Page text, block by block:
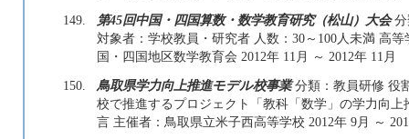
149.
第45回中国・四国算数・数学教育研究（松山）大会分
対象者：学校教員・研究者 人数：30～100人未満 高
国・四国地区数学教育会 2012年 11月 ～ 2012年 11月
150.
鳥取県学力向上推進モデル校事業分類：教員研修 役
校で推進するプロジェクト「教科「数学」の学力向
言 主催者：鳥取県立米子西高等学校 2012年 9月 ～